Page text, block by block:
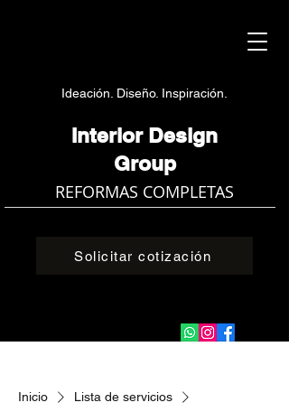
Ideación. Diseño. Inspiración.
Solicitar cotización
Interior Design
Group
REFORMAS COMPLETAS
Inicio
Lista de servicios